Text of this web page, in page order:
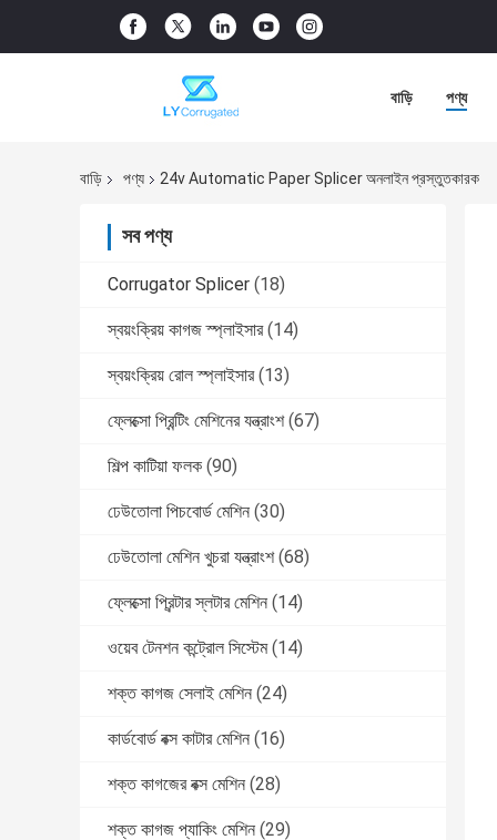
বাড়ি পণ্য
বাড়ি পণ্য 24v Automatic Paper Splicer অনলাইন প্রস্তুতকারক
সব পণ্য
Corrugator Splicer (18)
স্বয়ংক্রিয় কাগজ স্প্লাইসার (14)
স্বয়ংক্রিয় রোল স্প্লাইসার (13)
ফ্লেক্সো প্রিন্টিং মেশিনের যন্ত্রাংশ (67)
শিল্প কাটিয়া ফলক (90)
ঢেউতোলা পিচবোর্ড মেশিন (30)
ঢেউতোলা মেশিন খুচরা যন্ত্রাংশ (68)
ফ্লেক্সো প্রিন্টার স্লটার মেশিন (14)
ওয়েব টেনশন কন্ট্রোল সিস্টেম (14)
শক্ত কাগজ সেলাই মেশিন (24)
কার্ডবোর্ড বক্স কাটার মেশিন (16)
শক্ত কাগজের বক্স মেশিন (28)
শক্ত কাগজ প্যাকিং মেশিন (29)